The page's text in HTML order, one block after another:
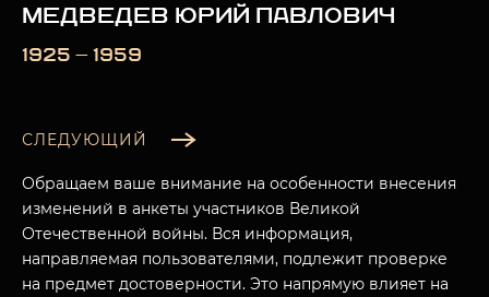
МЕДВЕДЕВ ЮРИЙ ПАВЛОВИЧ
1925 — 1959
СЛЕДУЮЩИЙ
Обращаем ваше внимание на особенности внесения
изменений в анкеты участников Великой
Отечественной войны. Вся информация,
направляемая пользователями, подлежит проверке
на предмет достоверности. Это напрямую влияет на